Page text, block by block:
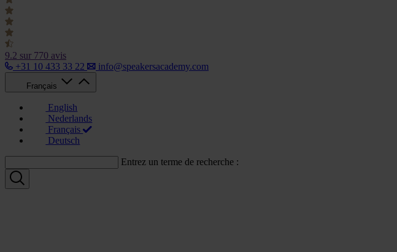
9.2 sur 770 avis
+31 10 433 33 22
info@speakersacademy.com
Français
English
Nederlands
Français
Deutsch
Entrez un terme de recherche :